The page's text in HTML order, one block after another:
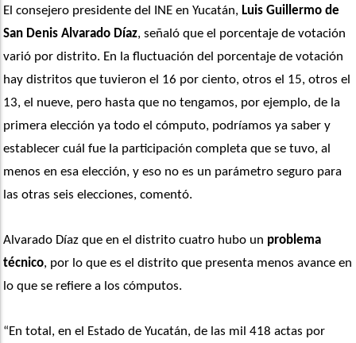
El consejero presidente del INE en Yucatán, Luis Guillermo de
San Denis Alvarado Díaz, señaló que el porcentaje de votación
varió por distrito. En la fluctuación del porcentaje de votación
hay distritos que tuvieron el 16 por ciento, otros el 15, otros el
13, el nueve, pero hasta que no tengamos, por ejemplo, de la
primera elección ya todo el cómputo, podríamos ya saber y
establecer cuál fue la participación completa que se tuvo, al
menos en esa elección, y eso no es un parámetro seguro para
las otras seis elecciones, comentó.
Alvarado Díaz que en el distrito cuatro hubo un problema
técnico, por lo que es el distrito que presenta menos avance en
lo que se refiere a los cómputos.
“En total, en el Estado de Yucatán, de las mil 418 actas por